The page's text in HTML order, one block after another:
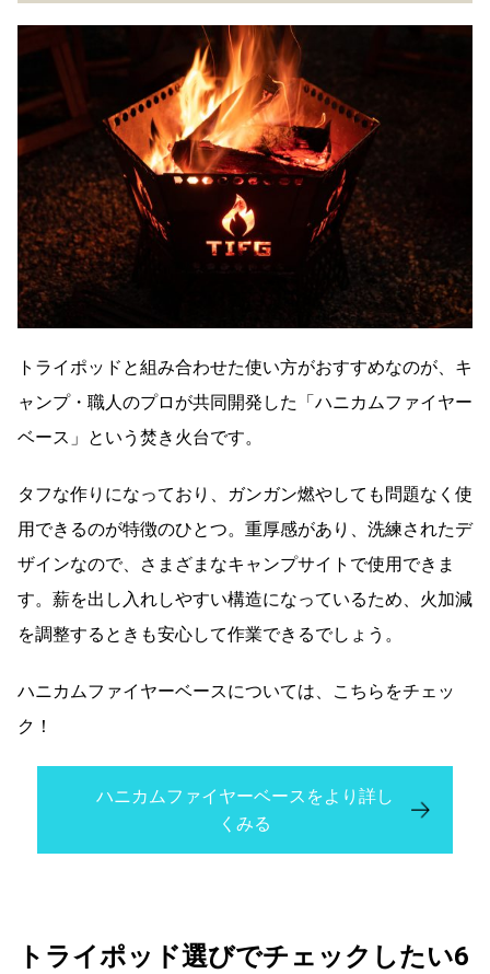
トライポッドと組み合わせた使い方がおすすめなのが、キ
ャンプ・職人のプロが共同開発した「ハニカムファイヤー
ベース」という焚き火台です。
タフな作りになっており、ガンガン燃やしても問題なく使
用できるのが特徴のひとつ。重厚感があり、洗練されたデ
ザインなので、さまざまなキャンプサイトで使用できま
す。薪を出し入れしやすい構造になっているため、火加減
を調整するときも安心して作業できるでしょう。
ハニカムファイヤーベースについては、こちらをチェッ
ク！
ハニカムファイヤーベースをより詳し
くみる
トライポッド選びでチェックしたい6